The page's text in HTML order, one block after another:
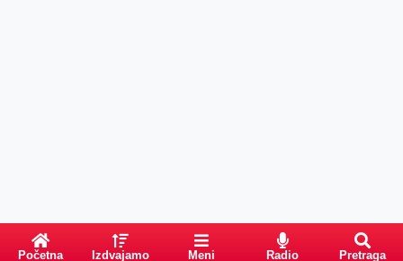
Početna Izdvajamo Meni Radio Pretraga